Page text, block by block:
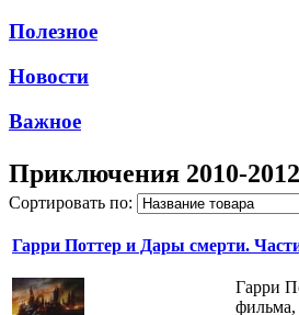
Полезное
Новости
Важное
Приключения 2010-2012
Сортировать по:
Гарри Поттер и Дары смерти.
Гарри
фильма,